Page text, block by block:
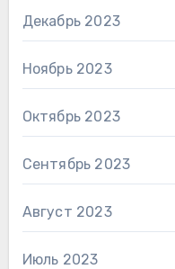
Декабрь 2023
Ноябрь 2023
Октябрь 2023
Сентябрь 2023
Август 2023
Июль 2023